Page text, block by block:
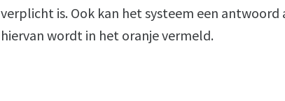
verplicht is. Ook kan het systeem een
hiervan wordt in het oranje vermeld.